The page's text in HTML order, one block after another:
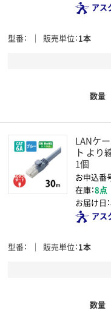
アス
型番 販売単位 1本
数量
LANケ
ト より
1個
お申込番
在庫：8点
お届け日：
アス
型番 販売単位 1本
数量